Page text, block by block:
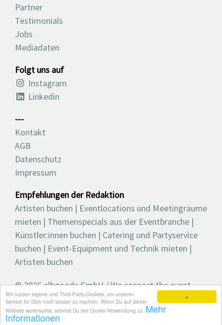
×
Wir nutzen eigene und Third-Party-Cookies, um unseren
Service für Dich noch besser zu machen. Wenn Du auf dieser
Website weitersurfst, stimmst Du der Cookie-Verwendung zu. Mehr
Informationen
Partner
Testimonials
Jobs
Mediadaten
Folgt uns auf
Instagram
Linkedin
---
Kontakt
AGB
Datenschutz
Impressum
Empfehlungen der Redaktion
Artisten buchen | Eventlocations und Meetingräume
mieten | Themenspecials aus der Eventbranche |
Künstler:innen buchen | Catering und Partyservice
buchen | Event-Equipment und Technik mieten |
Artisten buchen
© 2026 elbgoods GmbH / We connect the event
industry / Medienvielfalt für die Eventplanung /
Eventbranchenbuch, Blog, Magazin und mehr